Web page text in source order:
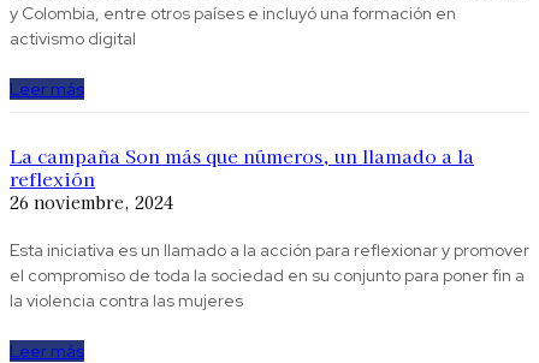
y Colombia, entre otros países e incluyó una formación en
activismo digital
Leer más
La campaña Son más que números, un llamado a la
reflexión
26 noviembre, 2024
Esta iniciativa es un llamado a la acción para reflexionar y promover
el compromiso de toda la sociedad en su conjunto para poner fin a
la violencia contra las mujeres
Leer más